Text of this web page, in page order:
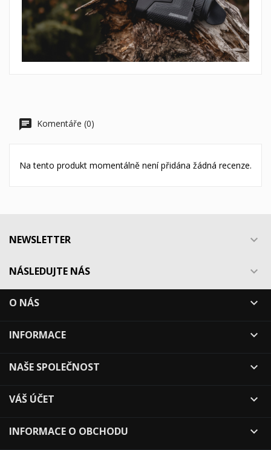
Komentáře (0)
Na tento produkt momentálně není přidána žádná recenze.
NEWSLETTER 
NÁSLEDUJTE NÁS 
O NÁS 
INFORMACE 
NAŠE SPOLEČNOST 
VÁŠ ÚČET 
INFORMACE O OBCHODU 